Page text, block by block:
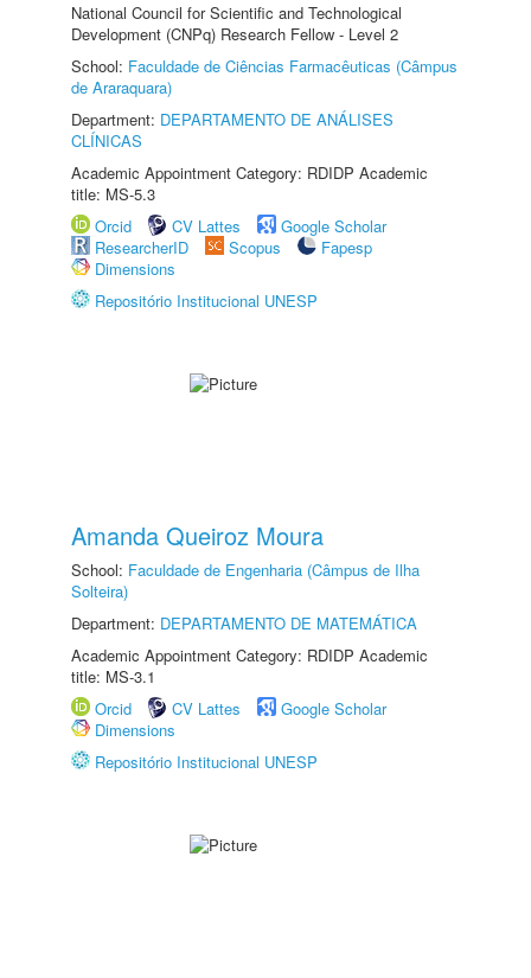
National Council for Scientific and Technological
Development (CNPq) Research Fellow - Level 2
School: Faculdade de Ciências Farmacêuticas (Câmpus
de Araraquara)
Department: DEPARTAMENTO DE ANÁLISES
CLÍNICAS
Academic Appointment Category: RDIDP Academic
title: MS-5.3
Orcid
CV Lattes
Google Scholar
ResearcherID
Scopus
Fapesp
Dimensions
Repositório Institucional UNESP
Amanda Queiroz Moura
School: Faculdade de Engenharia (Câmpus de Ilha
Solteira)
Department: DEPARTAMENTO DE MATEMÁTICA
Academic Appointment Category: RDIDP Academic
title: MS-3.1
Orcid
CV Lattes
Google Scholar
Dimensions
Repositório Institucional UNESP